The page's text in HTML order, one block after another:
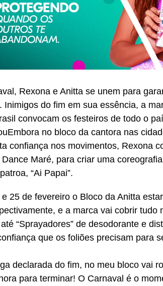
Rexona e Anitta se unem para
Inimigos do fim em sua essência, a
convocam os festeiros de todo o
no bloco da cantora nas
confiança nos movimentos, Rexona
Maré, para criar uma
“Ai Papai”.
25 de fevereiro o Bloco da Anitta
e a marca vai cobrir tudo
“Sprayadores” de desodorante e
que os foliões precisam para
declarada do fim, no meu bloco vai
para terminar! O Carnaval é o